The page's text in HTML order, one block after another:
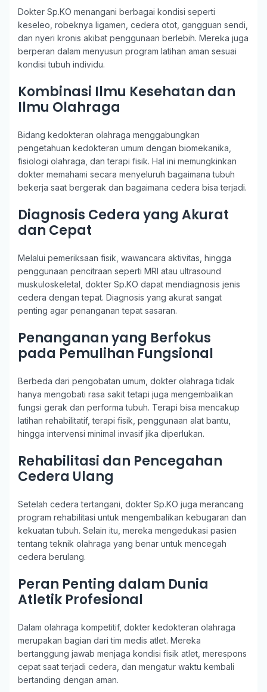
Dokter Sp.KO menangani berbagai kondisi seperti
keseleo, robeknya ligamen, cedera otot, gangguan sendi,
dan nyeri kronis akibat penggunaan berlebih. Mereka juga
berperan dalam menyusun program latihan aman sesuai
kondisi tubuh individu.
Kombinasi Ilmu Kesehatan dan
Ilmu Olahraga
Bidang kedokteran olahraga menggabungkan
pengetahuan kedokteran umum dengan biomekanika,
fisiologi olahraga, dan terapi fisik. Hal ini memungkinkan
dokter memahami secara menyeluruh bagaimana tubuh
bekerja saat bergerak dan bagaimana cedera bisa terjadi.
Diagnosis Cedera yang Akurat
dan Cepat
Melalui pemeriksaan fisik, wawancara aktivitas, hingga
penggunaan pencitraan seperti MRI atau ultrasound
muskuloskeletal, dokter Sp.KO dapat mendiagnosis jenis
cedera dengan tepat. Diagnosis yang akurat sangat
penting agar penanganan tepat sasaran.
Penanganan yang Berfokus
pada Pemulihan Fungsional
Berbeda dari pengobatan umum, dokter olahraga tidak
hanya mengobati rasa sakit tetapi juga mengembalikan
fungsi gerak dan performa tubuh. Terapi bisa mencakup
latihan rehabilitatif, terapi fisik, penggunaan alat bantu,
hingga intervensi minimal invasif jika diperlukan.
Rehabilitasi dan Pencegahan
Cedera Ulang
Setelah cedera tertangani, dokter Sp.KO juga merancang
program rehabilitasi untuk mengembalikan kebugaran dan
kekuatan tubuh. Selain itu, mereka mengedukasi pasien
tentang teknik olahraga yang benar untuk mencegah
cedera berulang.
Peran Penting dalam Dunia
Atletik Profesional
Dalam olahraga kompetitif, dokter kedokteran olahraga
merupakan bagian dari tim medis atlet. Mereka
bertanggung jawab menjaga kondisi fisik atlet, merespons
cepat saat terjadi cedera, dan mengatur waktu kembali
bertanding dengan aman.